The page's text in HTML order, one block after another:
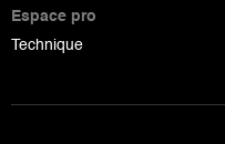
Espace pro
Technique